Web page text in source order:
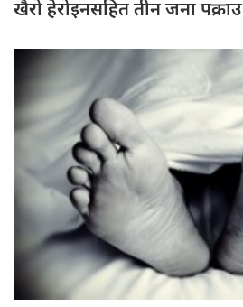
खैरो हेरोइनसहित तीन जना पक्राउ